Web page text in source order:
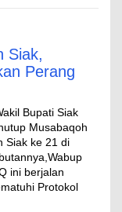
Siak,
Perang
Bupati Siak
Musabaqoh
Siak ke 21 di
ini berjalan
Protokol